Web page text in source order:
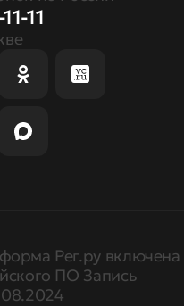
11
Рег.ру включена
ПО Запись